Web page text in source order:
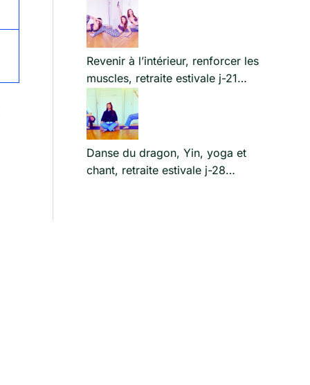
Revenir à l’intérieur, renforcer les
muscles, retraite estivale j-21…
Danse du dragon, Yin, yoga et
chant, retraite estivale j-28…